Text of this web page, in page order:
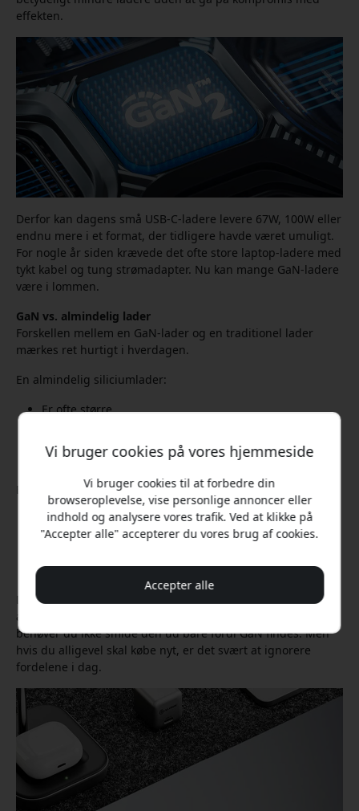
effekten.
Derfor kan dagens små USB-C-ladere levere 67W, 100W eller
endnu mere i et format, der tidligere havde været umuligt.
For nogle år siden krævede det ofte store laptop-ladere med
tykt kabel og tung strømadapter. Nu kan mange GaN-ladere
være i lommen.
GaN vs. almindelig lader
Forskellen mellem en GaN-lader og en traditionel lader
mærkes ret hurtigt i hverdagen.
En almindelig siliciumlader:
Er ofte større
Er mindre effektiv
Har færre porte
En GaN-lader:
Er mindre og lettere
Kan levere høj effekt i kompakt format
Fungerer perfekt til rejser og skrivebordet
Det betyder ikke, at gamle ladere er dårlige. Har du en
ældre 20W-lader til mobilen derhjemme, som fungerer fint,
behøver du ikke smide den ud bare fordi GaN findes. Men
hvis du alligevel skal købe nyt, er det svært at ignorere
fordelene i dag.
Vi bruger cookies på vores hjemmeside
Vi bruger cookies til at forbedre din
browseroplevelse, vise personlige annoncer eller
indhold og analysere vores trafik. Ved at klikke på
"Accepter alle" accepterer du vores brug af cookies.
Accepter alle